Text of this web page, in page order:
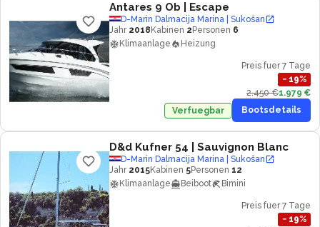
Antares 9 Ob | Escape
D-Marin Dalmacija Marina | Sukošan
Jahr 2018 Kabinen 2 Personen 6
Klimaanlage
Heizung
Preis fuer 7 Tage
− 19%
2.450 €1.979 €
Verfuegbar
Bootsdetails
D&d Kufner 54 | Sauvignon Blanc
D-Marin Dalmacija Marina | Sukošan
Jahr 2015Kabinen 5Personen 12
Klimaanlage
Beiboot Bimini
Preis fuer 7 Tage
− 19%